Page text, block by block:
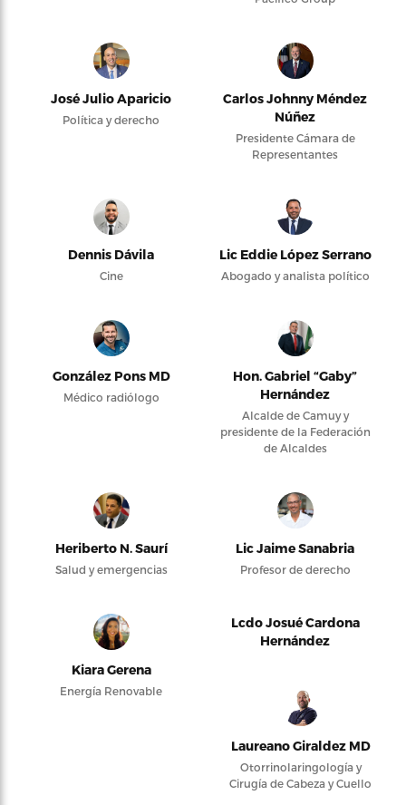
José Julio Aparicio
Política y derecho
Carlos Johnny Méndez
Núñez
Presidente Cámara de
Representantes
Dennis Dávila
Cine
Lic Eddie López Serrano
Abogado y analista político
González Pons MD
Médico radiólogo
Hon. Gabriel “Gaby”
Hernández
Alcalde de Camuy y
presidente de la Federación
de Alcaldes
Heriberto N. Saurí
Salud y emergencias
Lic Jaime Sanabria
Profesor de derecho
Kiara Gerena
Energía Renovable
Lcdo Josué Cardona
Hernández
Laureano Giraldez MD
Otorrinolaringología y
Cirugía de Cabeza y Cuello